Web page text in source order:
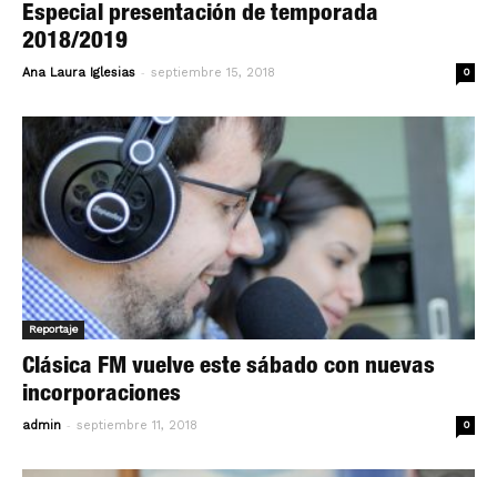
Especial presentación de temporada
2018/2019
Ana Laura Iglesias - septiembre 15, 2018 0
Reportaje
Clásica FM vuelve este sábado con nuevas
incorporaciones
admin - septiembre 11, 2018 0